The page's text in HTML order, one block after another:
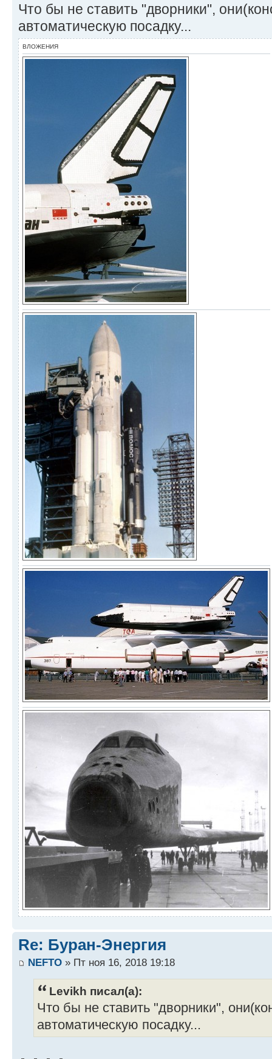
Что бы не ставить "дворники",
автоматическую посадку...
ВЛОЖЕНИЯ
Re: Буран-Энергия
NEFTO » Пт ноя 16, 2018 19:18
Levikh писал(а):
Что бы не ставить "дворники",
автоматическую посадку...